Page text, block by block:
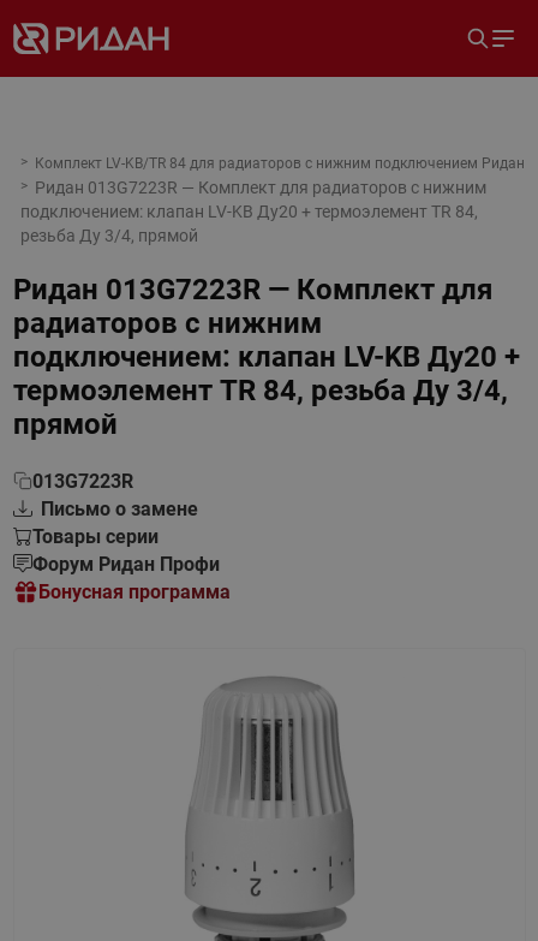
Комплект LV-KB/TR 84 для радиаторов с нижним подключением Ридан
Ридан 013G7223R — Комплект для радиаторов с нижним
подключением: клапан LV-KB Ду20 + термоэлемент TR 84,
резьба Ду 3/4, прямой
Ридан 013G7223R — Комплект для
радиаторов с нижним
подключением: клапан LV-KB Ду20 +
термоэлемент TR 84, резьба Ду 3/4,
прямой
013G7223R
Письмо о замене
Товары серии
Форум Ридан Профи
Бонусная программа